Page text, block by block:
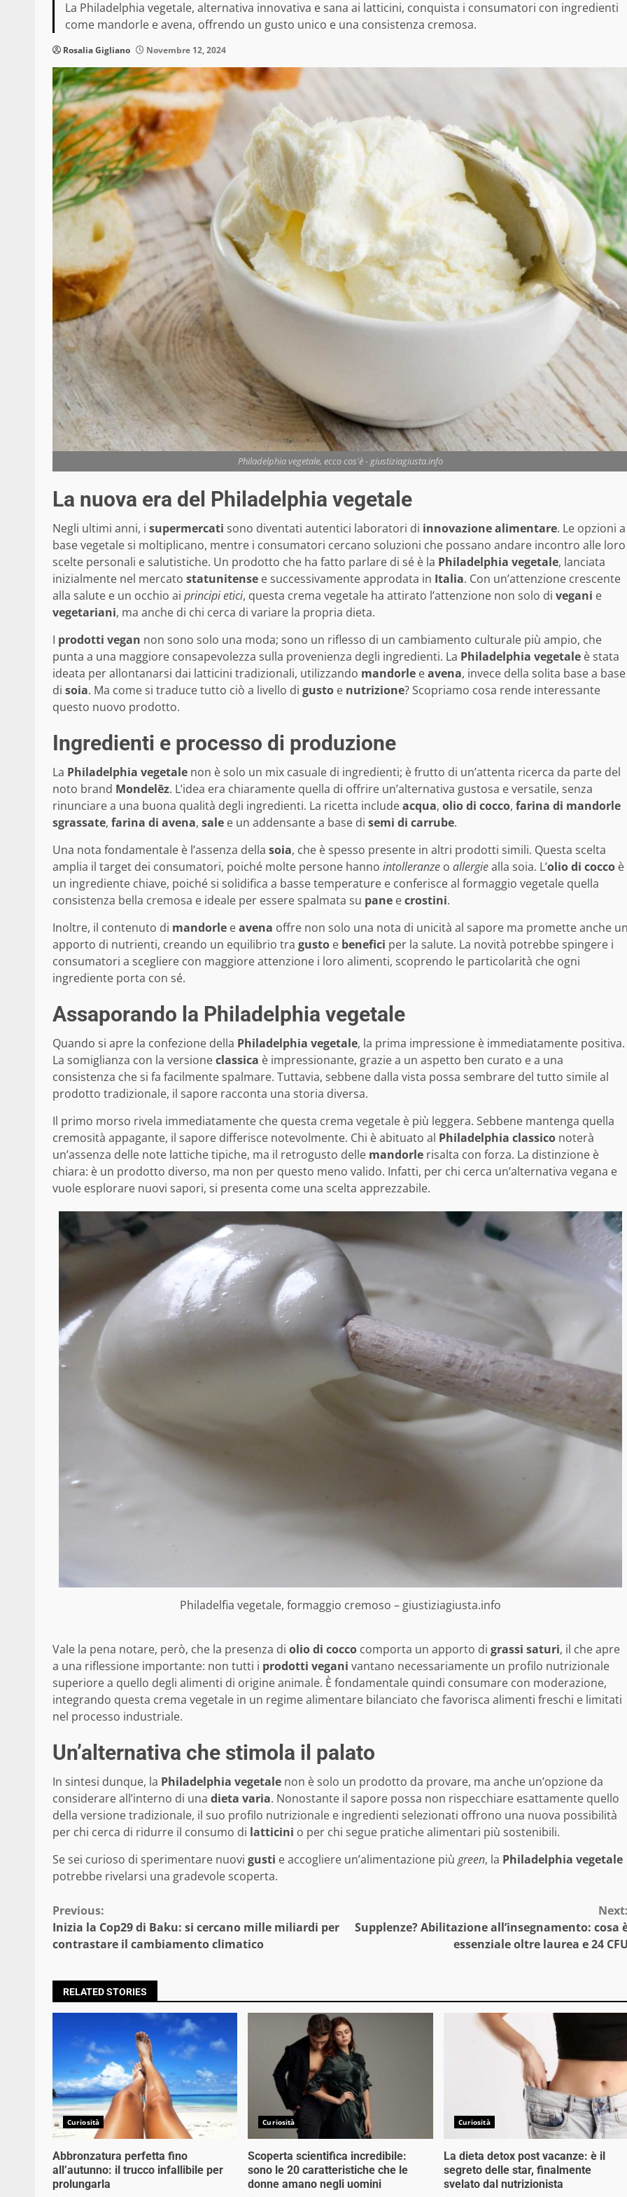
La Philadelphia vegetale, alternativa innovativa e sana ai latticini, conquista i consumatori con ingredienti
come mandorle e avena, offrendo un gusto unico e una consistenza cremosa.
Rosalia Gigliano Novembre 12, 2024
Philadelphia vegetale, ecco cos'è - giustiziagiusta.info
La nuova era del Philadelphia vegetale
Negli ultimi anni, i supermercati sono diventati autentici laboratori di innovazione alimentare. Le opzioni a
base vegetale si moltiplicano, mentre i consumatori cercano soluzioni che possano andare incontro alle loro
scelte personali e salutistiche. Un prodotto che ha fatto parlare di sé è la Philadelphia vegetale, lanciata
inizialmente nel mercato statunitense e successivamente approdata in Italia. Con un’attenzione crescente
alla salute e un occhio ai principi etici, questa crema vegetale ha attirato l’attenzione non solo di vegani e
vegetariani, ma anche di chi cerca di variare la propria dieta.
I prodotti vegan non sono solo una moda; sono un riflesso di un cambiamento culturale più ampio, che
punta a una maggiore consapevolezza sulla provenienza degli ingredienti. La Philadelphia vegetale è stata
ideata per allontanarsi dai latticini tradizionali, utilizzando mandorle eavena, invece della solita base a base
di soia. Ma come si traduce tutto ciò a livello di gusto e nutrizione? Scopriamo cosa rende interessante
questo nuovo prodotto.
Ingredienti e processo di produzione
La Philadelphia vegetale non è solo un mix casuale di ingredienti; è frutto di un’attenta ricerca da parte del
noto brand Mondelēz. L’idea era chiaramente quella di offrire un’alternativa gustosa e versatile, senza
rinunciare a una buona qualità degli ingredienti. La ricetta includeacqua, olio di cocco, farina di mandorle
sgrassate, farina di avena, sale e un addensante a base di semi di carrube.
Una nota fondamentale è l’assenza della soia, che è spesso presente in altri prodotti simili. Questa scelta
amplia il target dei consumatori, poiché molte persone hanno intolleranze o allergiealla soia. L’olio di cocco è
un ingrediente chiave, poiché si solidifica a basse temperature e conferisce al formaggio vegetale quella
consistenza bella cremosa e ideale per essere spalmata su pane ecrostini.
Inoltre, il contenuto di mandorle eavena offre non solo una nota di unicità al sapore ma promette anche
apporto di nutrienti, creando un equilibrio tra gusto e benefici per la salute. La novità potrebbe spingere i
consumatori a scegliere con maggiore attenzione i loro alimenti, scoprendo le particolarità che ogni
ingrediente porta con sé.
Assaporando la Philadelphia vegetale
Quando si apre la confezione della Philadelphia vegetale, la prima impressione è immediatamente positiva.
La somiglianza con la versioneclassica è impressionante, grazie a un aspetto ben curato e a una
consistenza che si fa facilmente spalmare. Tuttavia, sebbene dalla vista possa sembrare del tutto simile al
prodotto tradizionale, il sapore racconta una storia diversa.
Il primo morso rivela immediatamente che questa crema vegetale è più leggera. Sebbene mantenga quella
cremosità appagante, il sapore differisce notevolmente. Chi è abituato al Philadelphia classico noterà
un’assenza delle note lattiche tipiche, ma il retrogusto delle mandorle risalta con forza. La distinzione è
chiara: è un prodotto diverso, ma non per questo meno valido. Infatti, per chi cerca un’alternativa vegana e
vuole esplorare nuovi sapori, si presenta come una scelta apprezzabile.
Philadelfia vegetale, formaggio cremoso – giustiziagiusta.info
Vale la pena notare, però, che la presenza di olio di cocco comporta un apporto di grassi saturi, il che apre
a una riflessione importante: non tutti i prodotti vegani vantano necessariamente un profilo nutrizionale
superiore a quello degli alimenti di origine animale. È fondamentale quindi consumare con moderazione,
integrando questa crema vegetale in un regime alimentare bilanciato che favorisca alimenti freschi e limitati
nel processo industriale.
Un’alternativa che stimola il palato
In sintesi dunque, la Philadelphia vegetale non è solo un prodotto da provare, ma anche un’opzione da
considerare all’interno di una dieta varia. Nonostante il sapore possa non rispecchiare esattamente quello
della versione tradizionale, il suo profilo nutrizionale e ingredienti selezionati offrono una nuova possibilità
per chi cerca di ridurre il consumo di latticini o per chi segue pratiche alimentari più sostenibili.
Se sei curioso di sperimentare nuovi gusti e accogliere un’alimentazione più green, la Philadelphia vegetale
potrebbe rivelarsi una gradevole scoperta.
Continue
Reading
Previous:
Inizia la Cop29 di Baku: si cercano mille miliardi per
contrastare il cambiamento climatico
Supplenze? Abilitazione all’insegnamento: cosa
essenziale oltre laurea e 24
RELATED STORIES
Curiosità
Abbronzatura perfetta fino
all’autunno: il trucco infallibile per
prolungarla
Curiosità
Scoperta scientifica incredibile:
sono le 20 caratteristiche che le
donne amano negli uomini
Curiosità
La dieta detox post vacanze: è il
segreto delle star, finalmente
svelato dal nutrizionista